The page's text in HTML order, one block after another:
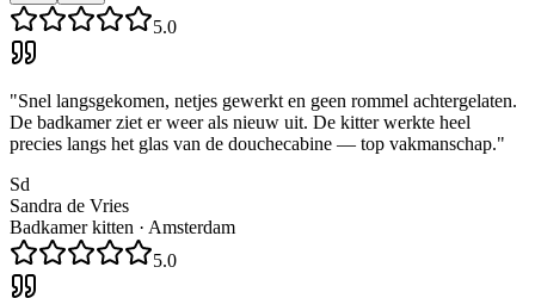
5.0
"Snel langsgekomen, netjes gewerkt en geen rommel achtergelaten.
De badkamer ziet er weer als nieuw uit. De kitter werkte heel
precies langs het glas van de douchecabine — top vakmanschap."
Sd
Sandra de Vries
Badkamer kitten · Amsterdam
5.0